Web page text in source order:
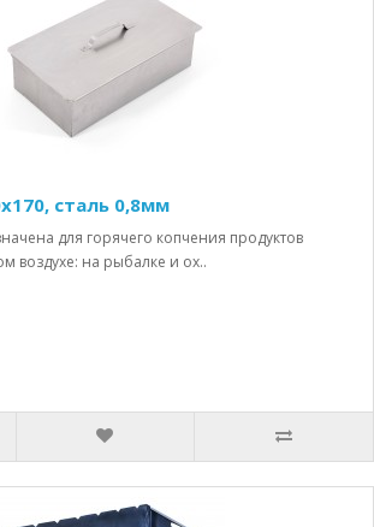
сталь 0,8мм
для горячего копчения продуктов
воздухе: на рыбалке и ох..